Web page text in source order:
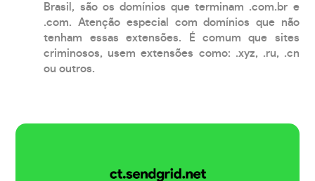
Brasil, são os domínios que terminam .com.br e
.com. Atenção especial com domínios que não
tenham essas extensões. É comum que sites
criminosos, usem extensões como: .xyz, .ru, .cn
ou outros.